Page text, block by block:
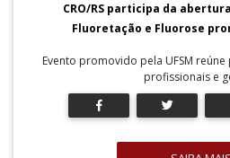
CRO/RS participa da
Fluoretação e Fluorose
Evento promovido pela UFSM
profissionais e